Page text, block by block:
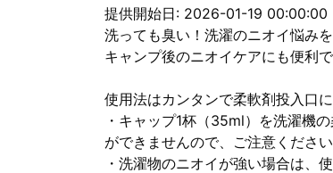
提供開始日: 2026-01-19 00:00:00
洗っても臭い！洗濯のニオイ悩み
キャンプ後のニオイケアにも便利で
使用法はカンタンで柔軟剤投入口に
・キャップ1杯（35ml）を洗濯機
ができませんので、ご注意ください
・洗濯物のニオイが強い場合は、